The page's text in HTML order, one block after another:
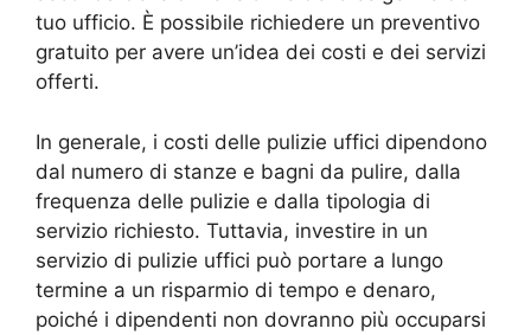
tuo ufficio. È possibile richiedere un preventivo
gratuito per avere un’idea dei costi e dei servizi
offerti.
In generale, i costi delle pulizie uffici dipendono
dal numero di stanze e bagni da pulire, dalla
frequenza delle pulizie e dalla tipologia di
servizio richiesto. Tuttavia, investire in un
servizio di pulizie uffici può portare a lungo
termine a un risparmio di tempo e denaro,
poiché i dipendenti non dovranno più occuparsi